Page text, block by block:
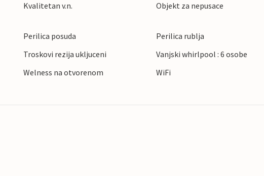
Kvalitetan v.n. Objekt za nepusace
Perilica posuda
Perilica rublja
Troskovi rezija ukljuceni
Vanjski whirlpool : 6 osobe
Welness na otvorenom
WiFi